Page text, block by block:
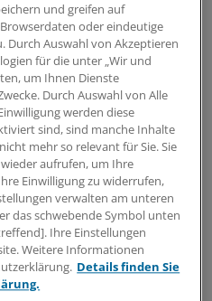
der aktuellen Studie:
schweren anaphylaktischen
und die
Verlaufs nahm mit
- harmlos oder
bei
bei Kindern von
mit Birkenpollen
für Leukämien?
und greifen auf
oder eindeutige
Durch Auswahl von Akzeptieren
für die unter „Wir und
um Ihnen Dienste
Durch Auswahl von Alle
werden diese
sind, sind manche Inhalte
mehr so relevant für Sie. Sie
aufrufen, um Ihre
Einwilligung zu widerrufen,
verwalten am unteren
das schwebende Symbol unten
Ihre Einstellungen
Weitere Informationen
Details finden Sie